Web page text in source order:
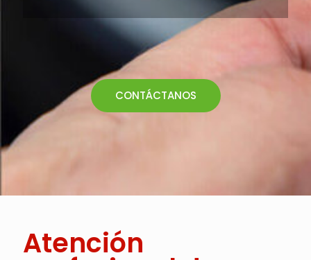
CONTÁCTANOS
Atención